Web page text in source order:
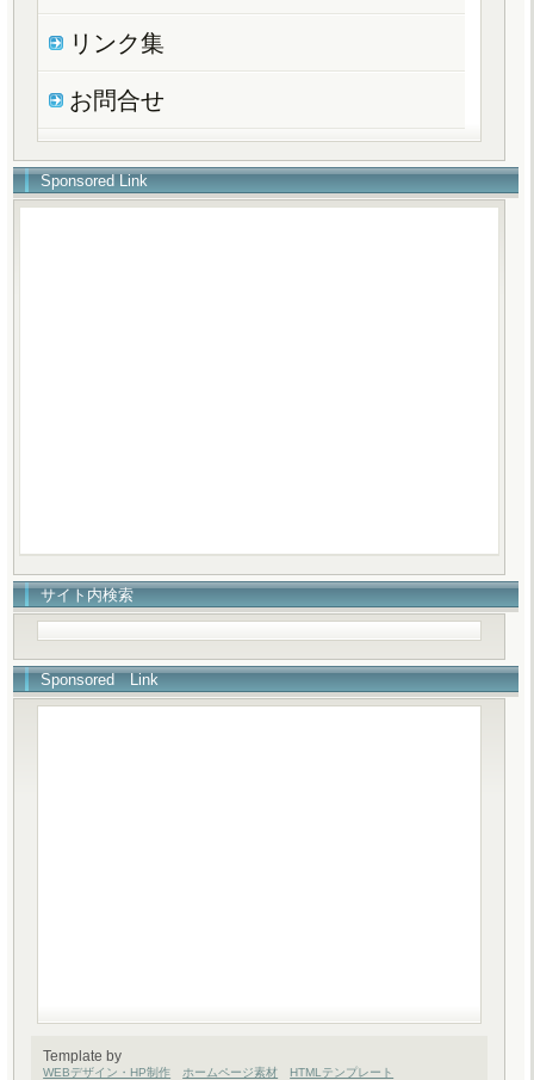
リンク集
お問合せ
Sponsored Link
サイト内検索
Sponsored Link
Template by
WEBデザイン・HP制作 ホームページ素材 HTMLテンプレート